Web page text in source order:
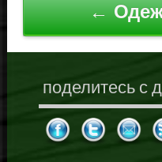
←
поделитесь с